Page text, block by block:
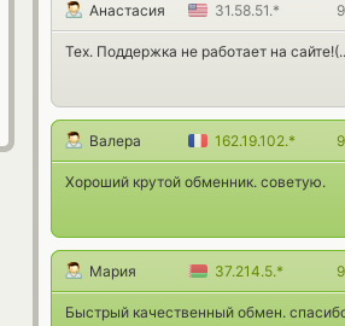
Анастасия 31.58.51.*
Тех. Поддержка не работает на
Валера 162.19.102.*
Хороший крутой обменник. советую.
Мария 37.214.5.*
Быстрый качественный обмен.